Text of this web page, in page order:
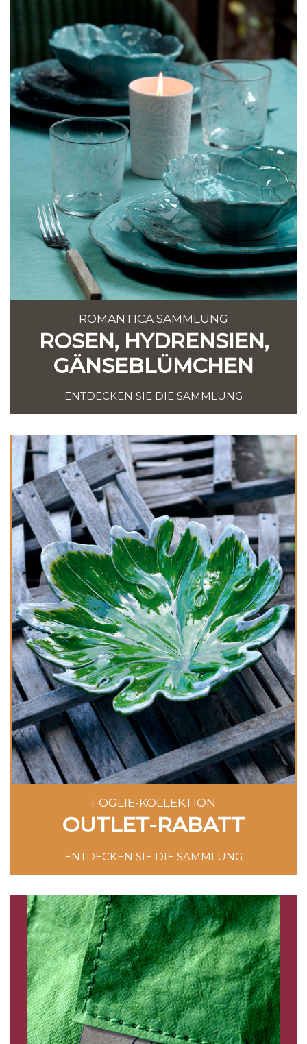
ROMANTICA SAMMLUNG
ROSEN, HYDRENSIEN,
GÄNSEBLÜMCHEN
ENTDECKEN SIE DIE SAMMLUNG
FOGLIE-KOLLEKTION
OUTLET-RABATT
ENTDECKEN SIE DIE SAMMLUNG